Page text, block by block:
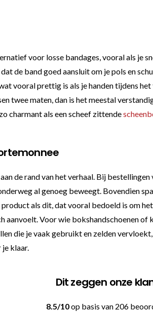
voor losse bandages, vooral als je
de band goed aansluit om je pols en
vooral prettig is als je handen tijdens het
twee maten, dan is het meestal
charmant als een scheef zittende
de rand van het verhaal. Bij
al genoeg beweegt. Bovendien
als dit, dat vooral bedoeld is om
Voor wie bokshandschoenen
die je vaak gebruikt en zelden
klaar.
Dit zeggen onze
8.5/10op basis van 206